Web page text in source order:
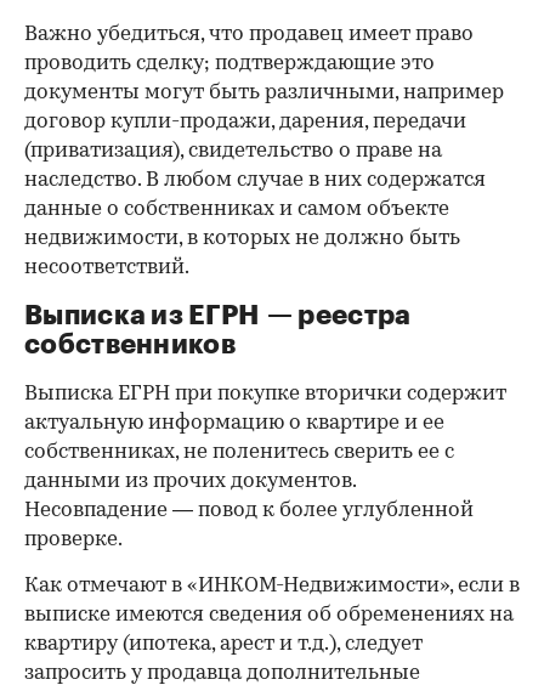
Важно убедиться, что продавец имеет право
проводить сделку; подтверждающие это
документы могут быть различными, например
договор купли-продажи, дарения, передачи
(приватизация), свидетельство о праве на
наследство. В любом случае в них содержатся
данные о собственниках и самом объекте
недвижимости, в которых не должно быть
несоответствий.
Выписка из ЕГРН — реестра
собственников
Выписка ЕГРН при покупке вторички содержит
актуальную информацию о квартире и ее
собственниках, не поленитесь сверить ее с
данными из прочих документов.
Несовпадение — повод к более углубленной
проверке.
Как отмечают в «ИНКОМ-Недвижимости», если в
выписке имеются сведения об обременениях на
квартиру (ипотека, арест и т.д.), следует
запросить у продавца дополнительные